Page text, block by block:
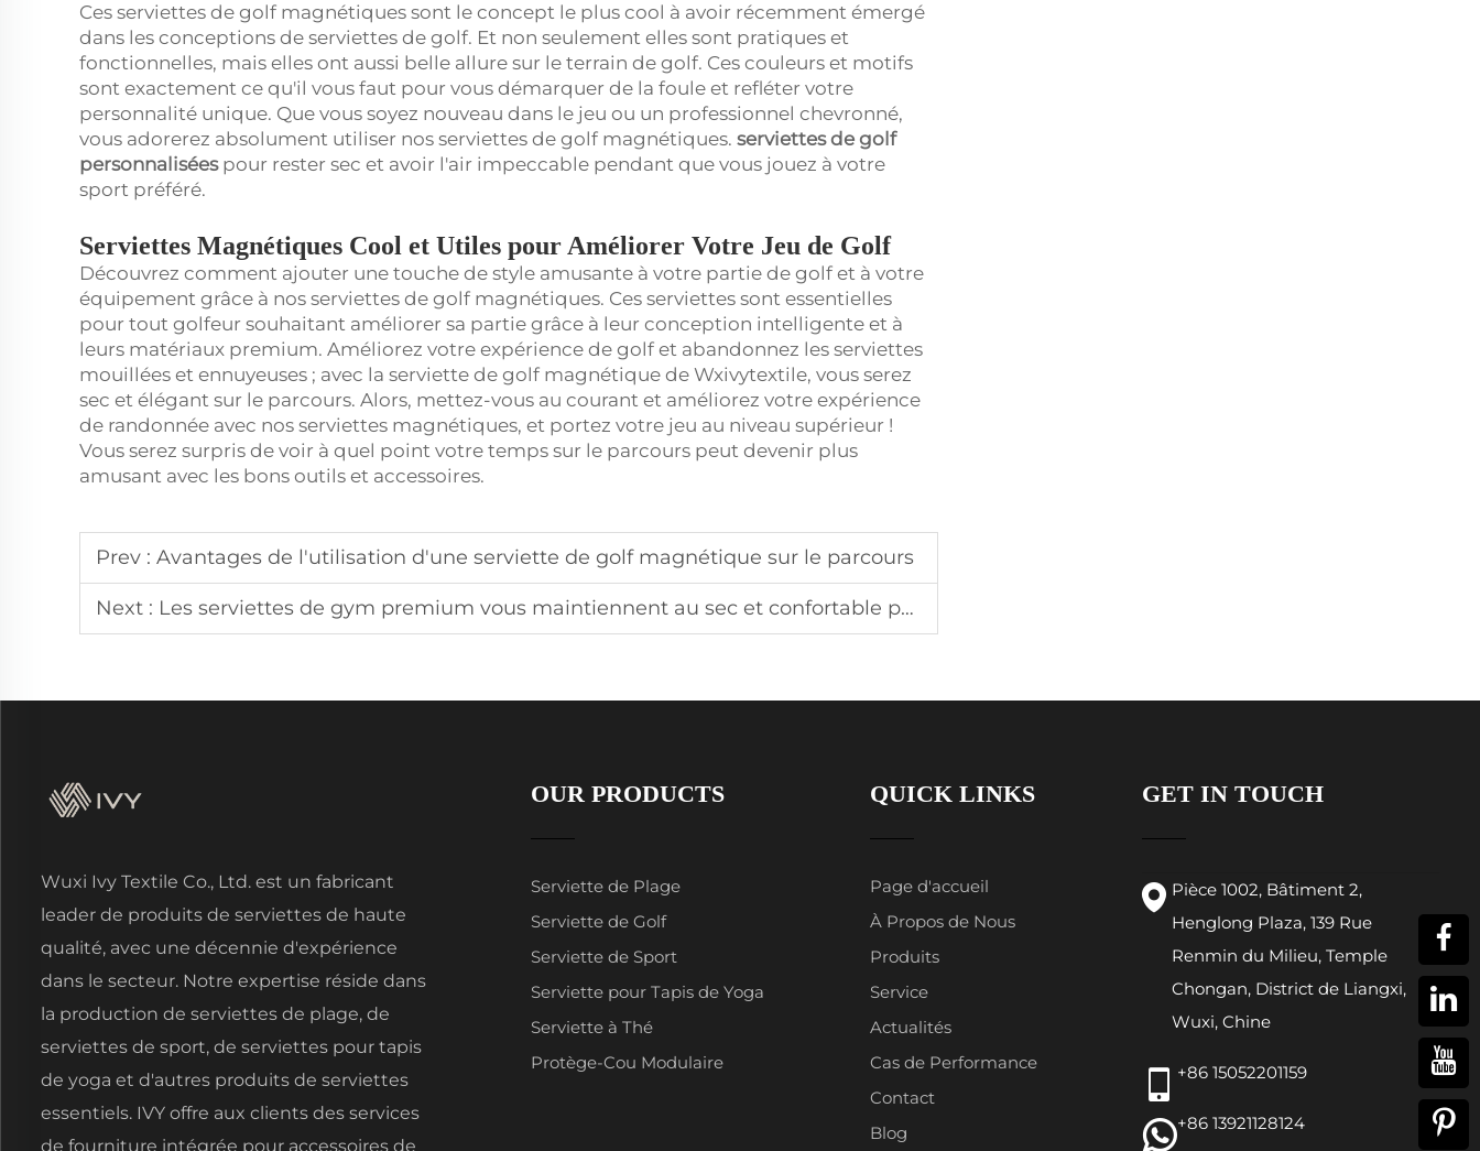
Ces serviettes de golf magnétiques sont le concept le plus cool à avoir récemment émergé
dans les conceptions de serviettes de golf. Et non seulement elles sont pratiques et
fonctionnelles, mais elles ont aussi belle allure sur le terrain de golf. Ces couleurs et motifs
sont exactement ce qu'il vous faut pour vous démarquer de la foule et refléter votre
personnalité unique. Que vous soyez nouveau dans le jeu ou un professionnel chevronné,
vous adorerez absolument utiliser nos serviettes de golf magnétiques. serviettes de golf
personnalisées pour rester sec et avoir l'air impeccable pendant que vous jouez à votre
sport préféré.
Serviettes Magnétiques Cool et Utiles pour Améliorer Votre Jeu de Golf
Découvrez comment ajouter une touche de style amusante à votre partie de golf et à votre
équipement grâce à nos serviettes de golf magnétiques. Ces serviettes sont essentielles
pour tout golfeur souhaitant améliorer sa partie grâce à leur conception intelligente et à
leurs matériaux premium. Améliorez votre expérience de golf et abandonnez les serviettes
mouillées et ennuyeuses ; avec la serviette de golf magnétique de Wxivytextile, vous serez
sec et élégant sur le parcours. Alors, mettez-vous au courant et améliorez votre expérience
de randonnée avec nos serviettes magnétiques, et portez votre jeu au niveau supérieur !
Vous serez surpris de voir à quel point votre temps sur le parcours peut devenir plus
amusant avec les bons outils et accessoires.
Prev : Avantages de l'utilisation d'une serviette de golf magnétique sur le parcours
Next : Les serviettes de gym premium vous maintiennent au sec et confortable pendant les exercices
Wuxi Ivy Textile Co., Ltd. est un fabricant
leader de produits de serviettes de haute
qualité, avec une décennie d'expérience
dans le secteur. Notre expertise réside dans
la production de serviettes de plage, de
serviettes de sport, de serviettes pour tapis
de yoga et d'autres produits de serviettes
essentiels. IVY offre aux clients des services
de fourniture intégrée pour accessoires de
OUR PRODUCTS
Serviette de Plage
Serviette de Golf
Serviette de Sport
Serviette pour Tapis de Yoga
Serviette à Thé
Protège-Cou Modulaire
QUICK LINKS
Page d'accueil
À Propos de Nous
Produits
Service
Actualités
Cas de Performance
Contact
Blog
GET IN TOUCH
Pièce 1002, Bâtiment 2,
Henglong Plaza, 139 Rue
Renmin du Milieu, Temple
Chongan, District de Liangxi,
Wuxi, Chine
+86 15052201159
+86 13921128124